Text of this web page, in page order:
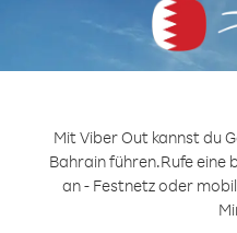
Mit Viber Out kannst du
Bahrain führen.Rufe eine
an - Festnetz oder